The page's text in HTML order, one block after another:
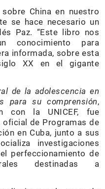
China en nuestro
se hace necesario un
Paz. “Este libro nos
conocimiento para
informada, sobre esta
XX en el gigante
de la adolescencia en
para su comprensión,
con la UNICEF, fue
oficial de Programas de
en Cuba, junto a sus
investigaciones
perfeccionamiento de
destinadas a